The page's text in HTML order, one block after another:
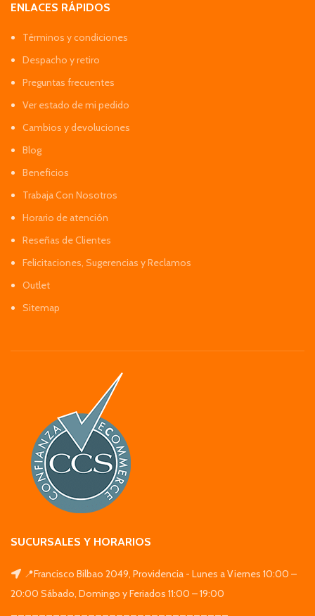
ENLACES RÁPIDOS
Términos y condiciones
Despacho y retiro
Preguntas frecuentes
Ver estado de mi pedido
Cambios y devoluciones
Blog
Beneficios
Trabaja Con Nosotros
Horario de atención
Reseñas de Clientes
Felicitaciones, Sugerencias y Reclamos
Outlet
Sitemap
SUCURSALES Y HORARIOS
📍Francisco Bilbao 2049, Providencia - Lunes a Viernes 10:00 –
20:00 Sábado, Domingo y Feriados 11:00 – 19:00